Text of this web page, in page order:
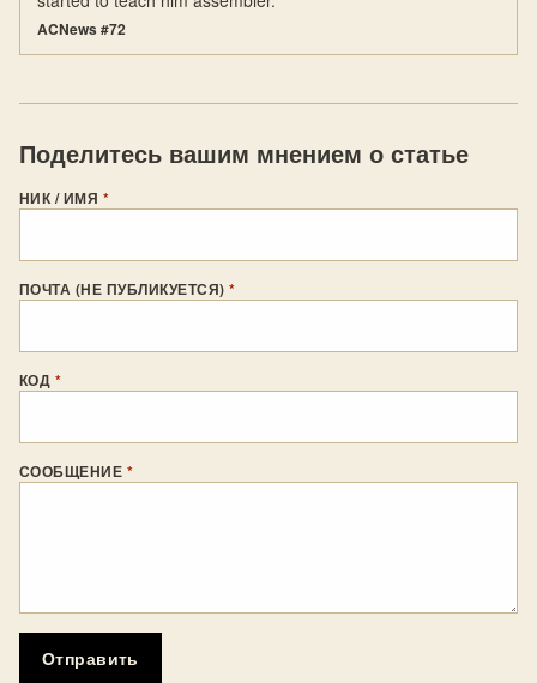
ACNews #72
Поделитесь вашим мнением о статье
НИК / ИМЯ *
ПОЧТА (НЕ ПУБЛИКУЕТСЯ)*
КОД *
СООБЩЕНИЕ *
Отправить